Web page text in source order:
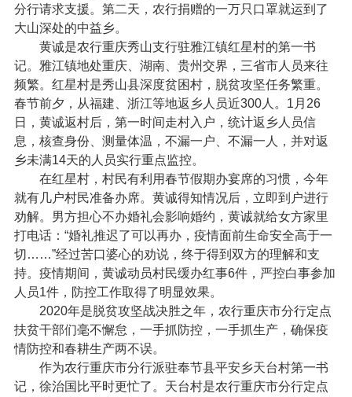
分行请求支援。第二天，农行捐赠的一万只口罩就运到了
大山深处的中益乡。
黄诚是农行重庆秀山支行驻雅江镇红星村的第一书
记。雅江镇地处重庆、湖南、贵州交界，三省市人员来往
频繁。红星村是秀山县深度贫困村，脱贫攻坚任务繁重。
春节前夕，从福建、浙江等地返乡人员近300人。1月26
日，黄诚返村后，第一时间走村入户，统计返乡人员信
息，核查身份、测量体温，不漏一户、不漏一人，并对返
乡未满14天的人员实行重点监控。
在红星村，村民有利用春节假期办宴席的习惯，今年
就有几户村民准备办席。黄诚得知情况后，立即到户进行
劝解。男方担心不办婚礼会影响婚约，黄诚就给女方家里
打电话：“婚礼推迟了可以再办，疫情面前生命安全高于一
切……”经过苦口婆心的劝说，终于得到双方的理解和支
持。疫情期间，黄诚动员村民缓办红事6件，严控白事参加
人员1件，防控工作取得了明显效果。
2020年是脱贫攻坚战决胜之年，农行重庆市分行定点
扶贫干部们毫不懈怠，一手抓防控，一手抓生产，确保疫
情防控和春耕生产两不误。
作为农行重庆市分行派驻奉节县平安乡天台村第一书
记，徐治国比平时更忙了。天台村是农行重庆市分行定点